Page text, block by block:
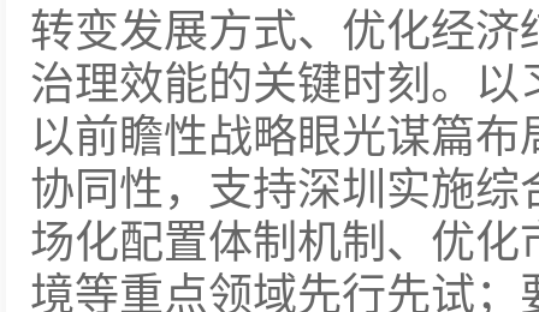
转变发展方式、优化经
治理效能的关键时刻。
以前瞻性战略眼光谋篇
协同性，支持深圳实施
场化配置体制机制、优
境等重点领域先行先试